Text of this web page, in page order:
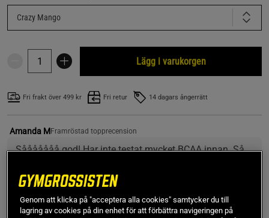
Crazy Mango
Lägg i varukorgen
Fri frakt över 499 kr Fri retur 14 dagars ångerrätt
Amanda MFramröstad topprecension
Sååååååå god! Har inte testat mycket BCAA innan. Så
för att komma i gym-mood. Dricker den endast innan.
Så den är bra pepp för mig.
SKU #820918R | EAN7350069380241
Genom att klicka på "acceptera alla cookies" samtycker du till
lagring av cookies på din enhet för att förbättra navigeringen på